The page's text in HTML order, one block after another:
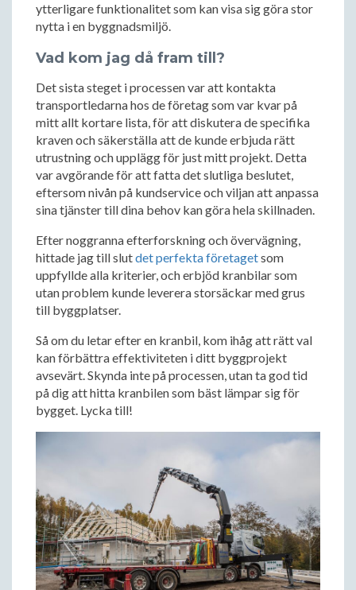
ytterligare funktionalitet som kan visa sig göra stor
nytta i en byggnadsmiljö.
Vad kom jag då fram till?
Det sista steget i processen var att kontakta
transportledarna hos de företag som var kvar på
mitt allt kortare lista, för att diskutera de specifika
kraven och säkerställa att de kunde erbjuda rätt
utrustning och upplägg för just mitt projekt. Detta
var avgörande för att fatta det slutliga beslutet,
eftersom nivån på kundservice och viljan att anpassa
sina tjänster till dina behov kan göra hela skillnaden.
Efter noggranna efterforskning och övervägning,
hittade jag till slutdet perfekta företagetsom
uppfyllde alla kriterier, och erbjöd kranbilar som
utan problem kunde leverera storsäckar med grus
till byggplatser.
Så om du letar efter en kranbil, kom ihåg att rätt val
kan förbättra effektiviteten i ditt byggprojekt
avsevärt. Skynda inte på processen, utan ta god tid
på dig att hitta kranbilen som bäst lämpar sig för
bygget. Lycka till!